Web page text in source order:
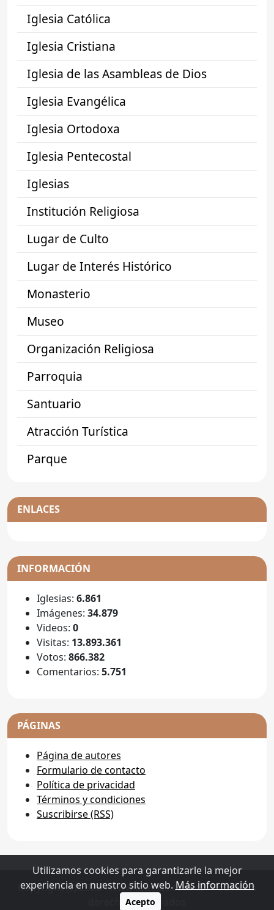
Iglesia Católica
Iglesia Cristiana
Iglesia de las Asambleas de Dios
Iglesia Evangélica
Iglesia Ortodoxa
Iglesia Pentecostal
Iglesias
Institución Religiosa
Lugar de Culto
Lugar de Interés Histórico
Monasterio
Museo
Organización Religiosa
Parroquia
Santuario
Atracción Turística
Parque
ENLACES
INFORMACIÓN
Iglesias: 6.861
Imágenes: 34.879
Videos: 0
Visitas: 13.893.361
Votos: 866.382
Comentarios: 5.751
PÁGINAS
Página de autores
Formulario de contacto
Política de privacidad
Términos y condiciones
Suscribirse (RSS)
Copyright (c) 2026 - www.iglesias.com.es - Todos los
derechos reservados
Utilizamos cookies para garantizarle la mejor
experiencia en nuestro sitio web. Más información
Acepto